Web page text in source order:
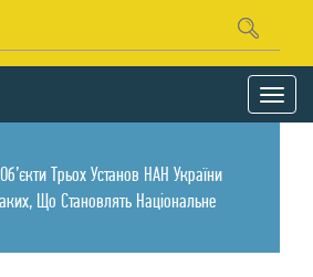
Трьох Установ НАН України
Що Становлять Національне